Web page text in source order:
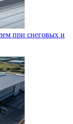
при снеговых и